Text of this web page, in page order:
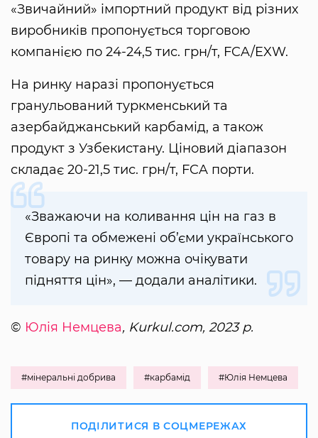
«Звичайний» імпортний продукт від різних
виробників пропонується торговою
компанією по 24-24,5 тис. грн/т, FCA/EXW.
На ринку наразі пропонується
гранульований туркменський та
азербайджанський карбамід, а також
продукт з Узбекистану. Ціновий діапазон
складає 20-21,5 тис. грн/т, FCA порти.
«Зважаючи на коливання цін на газ в
Європі та обмежені об’єми українського
товару на ринку можна очікувати
підняття цін», — додали аналітики.
© Юлія Немцева, Kurkul.com, 2023 р.
#мінеральні добрива #карбамід #Юлія Немцева
ПОДІЛИТИСЯ В СОЦМЕРЕЖАХ